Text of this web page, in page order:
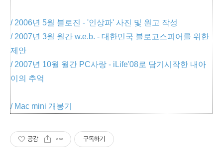
/ 2006년 5월 블로진 - '인상파' 사진 및 원고 작성
/ 2007년 3월 월간 w.e.b. - 대한민국 블로고스피어를 위한
제안
/ 2007년 10월 월간 PC사랑 - iLife'08로 담기시작한 내아
이의 추억
/ Mac mini 개봉기
공감 구독하기